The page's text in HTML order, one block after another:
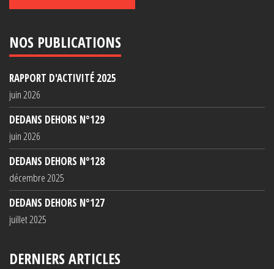
NOS PUBLICATIONS
RAPPORT D'ACTIVITÉ 2025
juin 2026
DEDANS DEHORS N°129
juin 2026
DEDANS DEHORS N°128
décembre 2025
DEDANS DEHORS N°127
juillet 2025
DERNIERS ARTICLES